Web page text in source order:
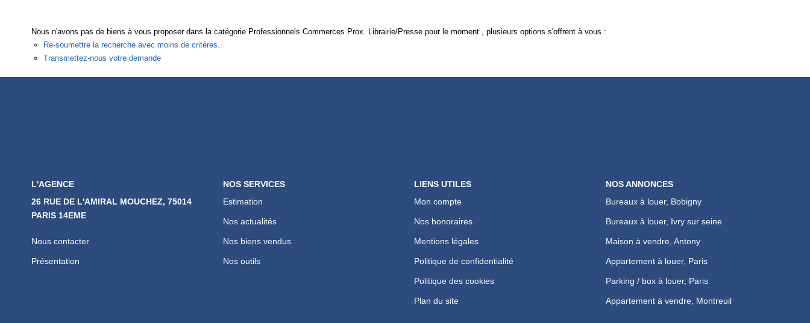
Nous n'avons pas de biens à vous proposer dans la catégorie Professionnels Commerces Prox. Librairie/Presse pour le moment , plusieurs options s'offrent à vous :
Re-soumettre la recherche avec moins de critères.
Transmettez-nous votre demande
L'AGENCE
26 RUE DE L'AMIRAL MOUCHEZ, 75014
PARIS 14EME
Nous contacter
Présentation
NOS SERVICES
Estimation
Nos actualités
Nos biens vendus
Nos outils
LIENS UTILES
Mon compte
Nos honoraires
Mentions légales
Politique de confidentialité
Politique des cookies
Plan du site
NOS ANNONCES
Bureaux à louer, Bobigny
Bureaux à louer, Ivry sur seine
Maison à vendre, Antony
Appartement à louer, Paris
Parking / box à louer, Paris
Appartement à vendre, Montreuil